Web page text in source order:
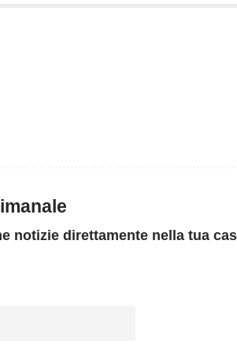
notizie direttamente nella tua